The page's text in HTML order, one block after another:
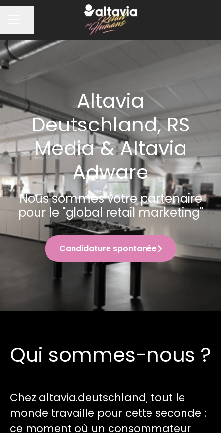
Altavia
Deutschland, RS
Media & Altavia
Adware
Nous sommes votre partenaire
pour le "global retail marketing"
Candidature spontanée
Qui sommes-nous ?
Chez altavia.deutschland, tout le
monde travaille pour cette seconde :
ce moment où un consommateur